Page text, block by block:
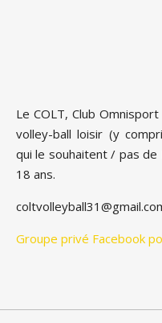
Le COLT, Club
volley-ball loisir (y
qui le souhaitent / pas de
18 ans.
Groupe privé Facebook